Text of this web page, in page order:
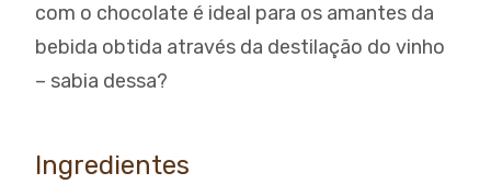
com o chocolate é ideal para os amantes da
bebida obtida através da destilação do vinho
– sabia dessa?
Ingredientes